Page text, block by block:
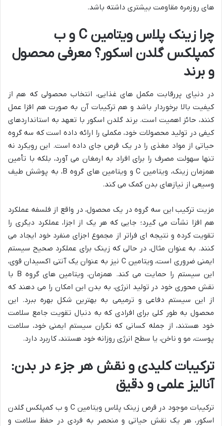
های روزمره مقاومت بیشتری داشته باشد.
چرا زینک پلاس ویتامین C و ب
کمپلکس گلدن اسکور؟ معرفی محصول
و برند
در دنیای پررقابت مکمل های غذایی، انتخاب محصولی که هم از
کیفیت بالا برخوردار باشد و هم ترکیبات آن به صورت هم افزا عمل
کنند، حائز اهمیت است. برند گلدن اسکور با تعهد به استانداردهای
کیفی در تولید محصولات خود، مکملی را ارائه داده است که سه گروه
حیاتی از مواد مغذی را در یک قرص جای داده است. این رویکرد نه
تنها سهولت مصرف را برای افراد به ارمغان می آورد، بلکه با تأمین
همزمان زینک، ویتامین C و ویتامین های گروه B، به پوشش طیف
وسیعی از نیازهای بدن کمک می کند.
مزیت ترکیب این سه گروه در یک محصول، در واقع از فلسفه عملکرد
هم افزا نشأت می گیرد؛ جایی که هر یک از اجزا، عملکرد دیگری را
تقویت کرده و نتیجه ای فراتر از مجموع اجزای منفرد خود ایجاد می
کنند. به عنوان مثال، در حالی که زینک برای عملکرد صحیح سیستم
ایمنی ضروری است، ویتامین C نیز به عنوان یک آنتی اکسیدان قوی،
این سیستم را حمایت می کند. همزمان، ویتامین های گروه B با
نقش محوری خود در تولید انرژی، به بدن این امکان را می دهند که
از این سیستم دفاعی و ترمیمی به بهترین شکل بهره ببرد. این
محصول به طور کلی برای افرادی که به دنبال تقویت جامع سلامت
خود هستند، از جمله کسانی که نگران سیستم ایمنی خود، سلامت
پوست، مو و ناخن، یا سطح انرژی روزانه خود هستند، کاربرد دارد.
ترکیبات کلیدی و نقش هر جزء در بدن:
آنالیز علمی و دقیق
ترکیبات موجود در قرص زینک پلاس ویتامین C و ب کمپلکس گلدن
اسکور، هر یک نقش حیاتی و منحصر به فردی در حفظ سلامت و